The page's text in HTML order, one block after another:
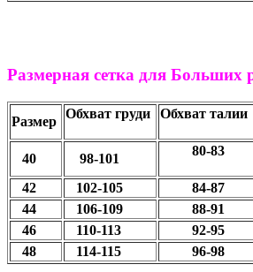
Размерная сетка для Больших
Размер
Обхват груди Обхват
40 98-101
80-
42 102-105 84-87
44
106-109 88-91
46
110-113 92-95
48
114-115 96-98